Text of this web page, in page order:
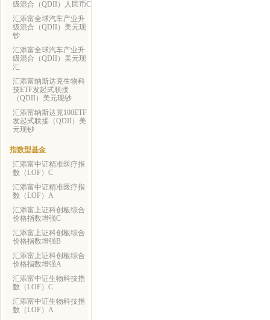
级混合（QDII）人民币C
汇添富全球汽车产业升
级混合（QDII）美元现
钞
汇添富全球汽车产业升
级混合（QDII）美元现
汇
汇添富纳斯达克生物科
技ETF发起式联接
（QDII）美元现钞
汇添富纳斯达克100ETF
发起式联接（QDII）美
元现钞
指数型基金
汇添富中证精准医疗指
数（LOF）C
汇添富中证精准医疗指
数（LOF）A
汇添富上证科创板综合
价格指数增强C
汇添富上证科创板综合
价格指数增强B
汇添富上证科创板综合
价格指数增强A
汇添富中证生物科技指
数（LOF）C
汇添富中证生物科技指
数（LOF）A